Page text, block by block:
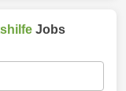
Jobs